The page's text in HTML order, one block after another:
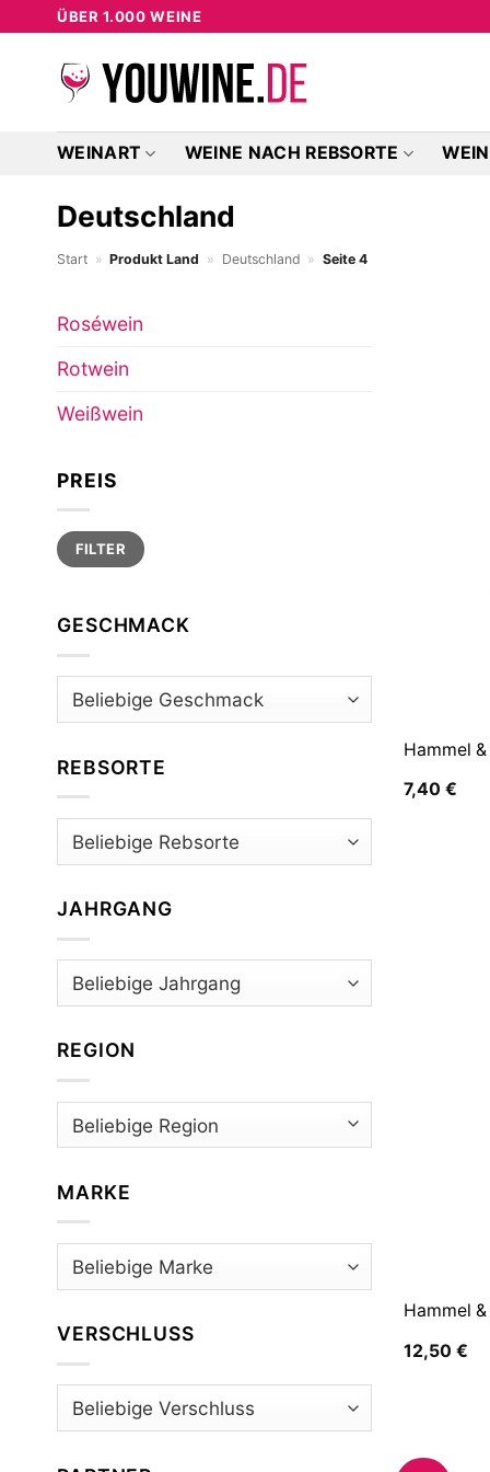
springen
ÜBER 1.000 WEINE
WEINART WEINE NACH REBSORTE
Deutschland
Start » Produkt Land » Deutschland » Seite 4
Roséwein
Rotwein
Weißwein
PREIS
Min.
Preis
Max.
PreisFILTER
GESCHMACK
REBSORTE
JAHRGANG
REGION
MARKE
VERSCHLUSS
Hammel
7,40€
Hammel
12,50€